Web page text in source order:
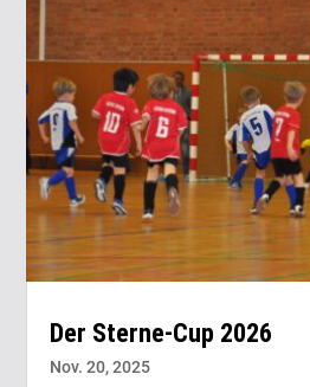
Der Sterne-Cup 2026
Nov. 20, 2025